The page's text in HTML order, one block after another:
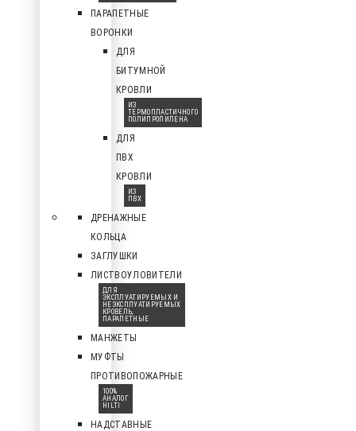
ПАРАПЕТНЫЕ
ВОРОНКИ
ДЛЯ
БИТУМНОЙ
КРОВЛИ
ИЗ
ТЕРМОПЛАСТИЧНОГО
ПОЛИПРОПИЛЕНА
ДЛЯ
ПВХ
КРОВЛИ
ИЗ
ПВХ
ДРЕНАЖНЫЕ
КОЛЬЦА
ЗАГЛУШКИ
ЛИСТВОУЛОВИТЕЛИ
ДЛЯ
ЭКСПЛУАТИРУЕМЫХ И
НЕЭКСПЛУАТИРУЕМЫХ
КРОВЕЛЬ,
ПАРАПЕТНЫЕ
МАНЖЕТЫ
МУФТЫ
ПРОТИВОПОЖАРНЫЕ
100%
АНАЛОГ
HILTI
НАДСТАВНЫЕ